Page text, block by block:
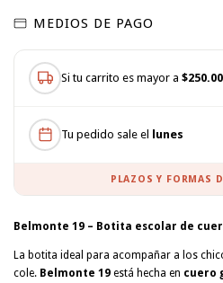
MEDIOS DE PAGO
Si tu carrito es mayor a
Tu pedido sale el lunes
PLAZOS Y FORMAS
Belmonte 19 – Botita escolar de
La botita ideal para acompañar a los
cole. Belmonte 19 está hecha en cuero